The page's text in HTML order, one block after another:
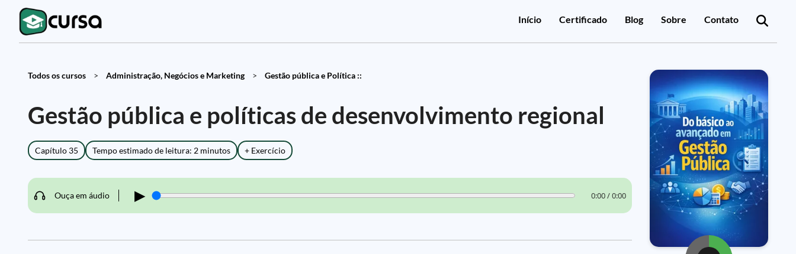
Início Certificado Blog Sobre Contato
Todos os cursos > Administração, Negócios e Marketing > Gestão pública e Política ::
Gestão pública e políticas de desenvolvimento regional
Capítulo 35 Tempo estimado de leitura: 2 minutos + Exercício
Ouça em áudio ▶ 0:00 / 0:00